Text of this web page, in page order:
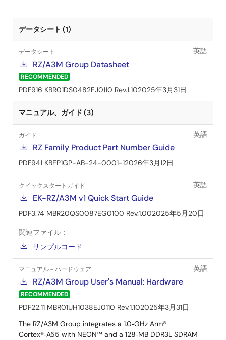
データシート (1)
データシート 英語
RZ/A3M Group Datasheet
RECOMMENDED
PDF916 KBR01DS0482EJ0110 Rev.1.102025年3月31日
マニュアル、ガイド (3)
ガイド 英語
RZ Family Product Part Number Guide
PDF941 KBEP1GP-AB-24-0001-12026年3月12日
クイックスタートガイド 英語
EK-RZ/A3M v1 Quick Start Guide
PDF3.74 MBR20QS0087EG0100 Rev.1.002025年5月20日
関連ファイル：
サンプルコード
マニュアル－ハードウェア 英語
RZ/A3M Group User's Manual: Hardware
RECOMMENDED
PDF22.11 MBR01UH1038EJ0110 Rev.1.102025年3月31日
The RZ/A3M Group integrates a 1.0‑GHz Arm®
Cortex®‑A55 with NEON™ and a 128‑MB DDR3L SDRAM